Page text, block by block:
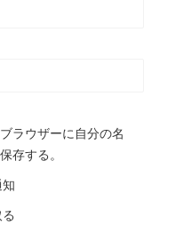
ラウザーに自分の名
存する。